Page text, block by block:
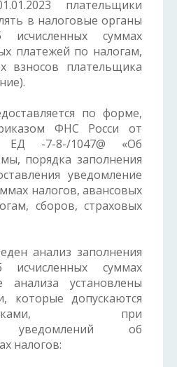
плательщики
в налоговые органы
исчисленных суммах
платежей по налогам,
взносов плательщика
по форме,
ФНС Росси от
-7-8-/1047@ «Об
порядка заполнения
уведомление
налогов, авансовых
сборов, страховых
анализ заполнения
исчисленных суммах
установлены
которые допускаются
при
уведомлений об
налогов: